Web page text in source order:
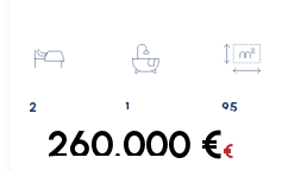
2 1 95
260.000 €€